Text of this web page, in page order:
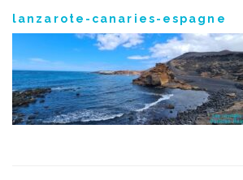
lanzarote-canaries-espagne